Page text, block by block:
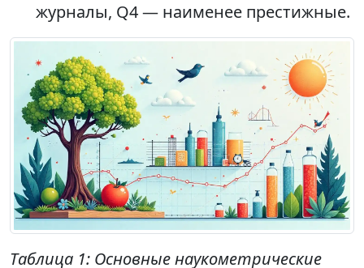
журналы, Q4 — наименее престижные.
Таблица 1: Основные наукометрические